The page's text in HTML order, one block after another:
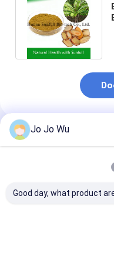
Geadviseerde
Jo Jo Wu
Good day, what product